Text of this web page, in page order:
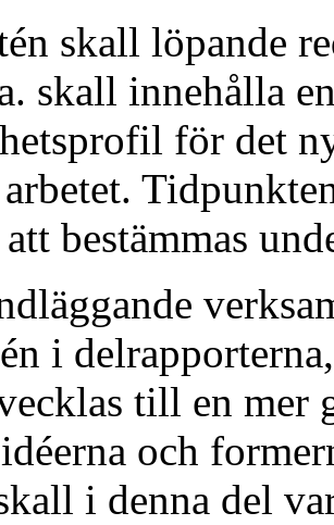
skall löpande
skall innehålla
för det
bestämmas
i
till en mer
och
i denna del